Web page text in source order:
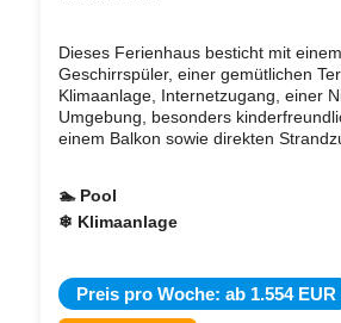
Dieses Ferienhaus besticht mit
Geschirrspüler, einer gemütlichen
Klimaanlage, Internetzugang, einer
Umgebung, besonders
einem Balkon sowie direkten
🏊 Pool
❄ Klimaanlage
Preis pro Woche: ab 1.554 EUR